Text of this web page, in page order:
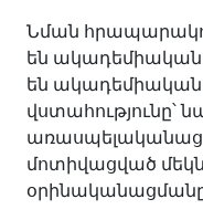
Նման
են ակադեմիական
են
վստահությունը՝
մոտիվացված